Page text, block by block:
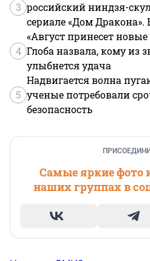
3 российский ниндзя-
сериале «Дом Дракона».
4
«Август принесет
Глоба назвала, кому из
улыбнется удача
5
Надвигается волна
ученые потребовали
безопасность
Самые яркие фото
наших группах в